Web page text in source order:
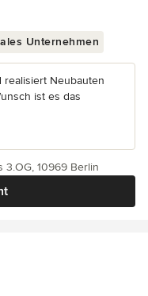
Sternen
Unternehmen
realisiert Neubauten
ist es das
3.OG, 10969 Berlin
5 Sternen